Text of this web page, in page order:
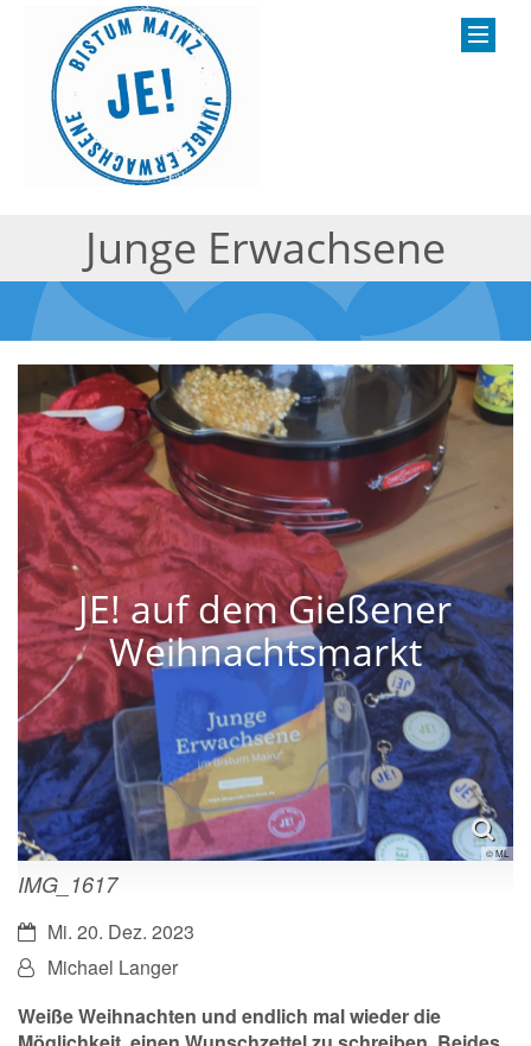
Junge Erwachsene
JE! auf dem Gießener
Weihnachtsmarkt
© ML
IMG_1617
Datum:Mi. 20. Dez. 2023
Von:Michael Langer
Weiße Weihnachten und endlich mal wieder die